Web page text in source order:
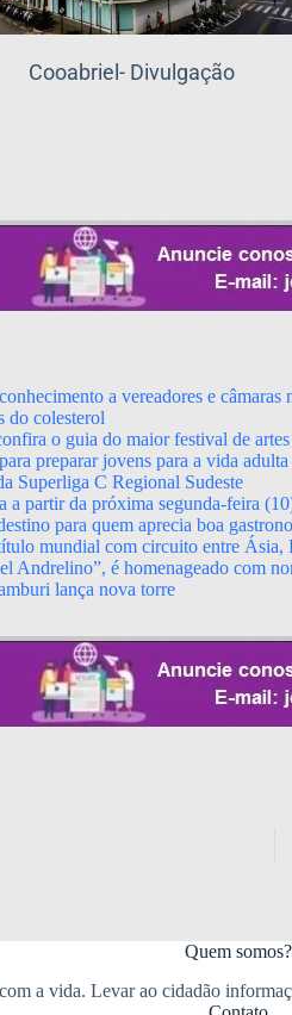
Cooabriel- Divulgação
a vereadores e
do colesterol
o guia do maior festival de
preparar jovens para a vida adulta
Superliga C Regional Sudeste
a partir da próxima segunda-feira
para quem aprecia boa
mundial com circuito entre Ásia,
Andrelino”, é homenageado com
lança nova torre
Quem somos?
a vida. Levar ao cidadão